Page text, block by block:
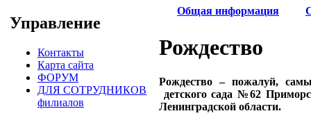
Управление
Контакты
Карта сайта
ФОРУМ
ДЛЯ СОТРУДНИКОВ
филиалов
Общая информация
Рождество
Рождество – пожалуй,
детского сада №62
Ленинградской области.